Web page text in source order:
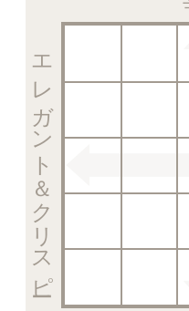
エレガント＆クリスピー